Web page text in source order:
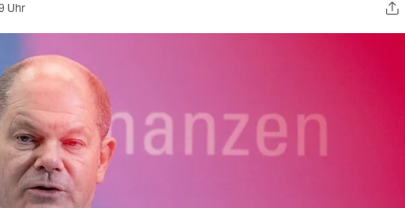
Uhr